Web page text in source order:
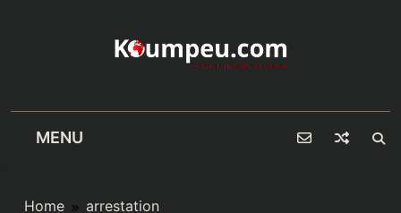
MENU
Home arrestation